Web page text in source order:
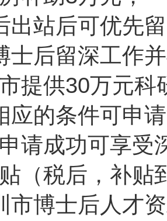
出站后可优先
士后留深工作
提供30万元科
应的条件可申
请成功可享受
（税后，补贴
市博士后人才